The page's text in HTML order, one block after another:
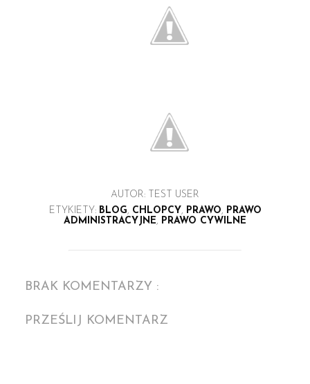
AUTOR: TEST USER
ETYKIETY: BLOG, CHLOPCY, PRAWO, PRAWO
ADMINISTRACYJNE, PRAWO CYWILNE
BRAK KOMENTARZY :
PRZEŚLIJ KOMENTARZ